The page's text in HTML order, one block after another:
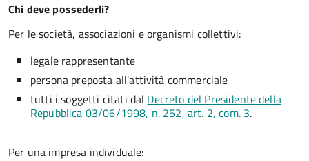
Chi deve possederli?
Per le società, associazioni e organismi collettivi:
legale rappresentante
persona preposta all'attività commerciale
tutti i soggetti citati dal Decreto del Presidente della
Repubblica 03/06/1998, n. 252, art. 2, com. 3.
Per una impresa individuale: